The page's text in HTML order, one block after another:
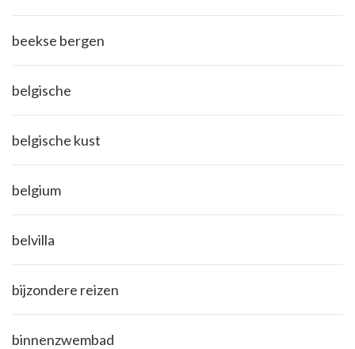
beekse bergen
belgische
belgische kust
belgium
belvilla
bijzondere reizen
binnenzwembad